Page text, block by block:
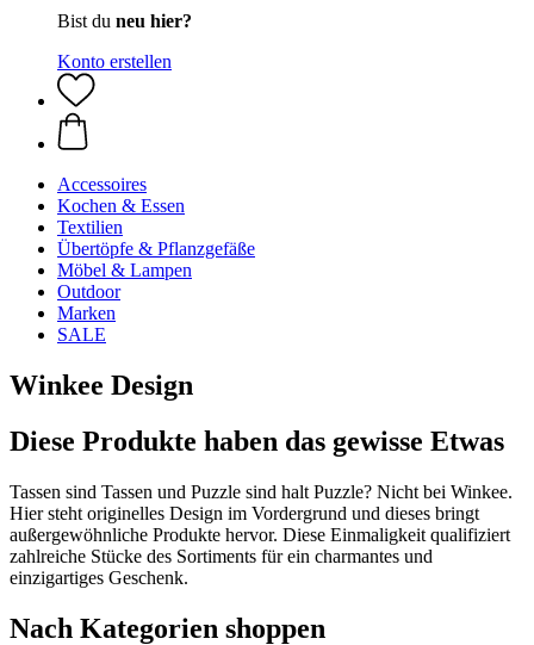
Bist du neu hier?
Konto erstellen
Accessoires
Kochen & Essen
Textilien
Übertöpfe & Pflanzgefäße
Möbel & Lampen
Outdoor
Marken
SALE
Winkee Design
Diese Produkte haben das gewisse Etwas
Tassen sind Tassen und Puzzle sind halt Puzzle? Nicht bei Winkee.
Hier steht originelles Design im Vordergrund und dieses bringt
außergewöhnliche Produkte hervor. Diese Einmaligkeit qualifiziert
zahlreiche Stücke des Sortiments für ein charmantes und
einzigartiges Geschenk.
Nach Kategorien shoppen